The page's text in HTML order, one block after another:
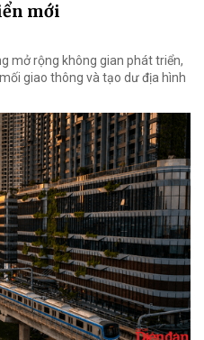
mới
mở rộng không gian phát triển,
giao thông và tạo dư địa hình